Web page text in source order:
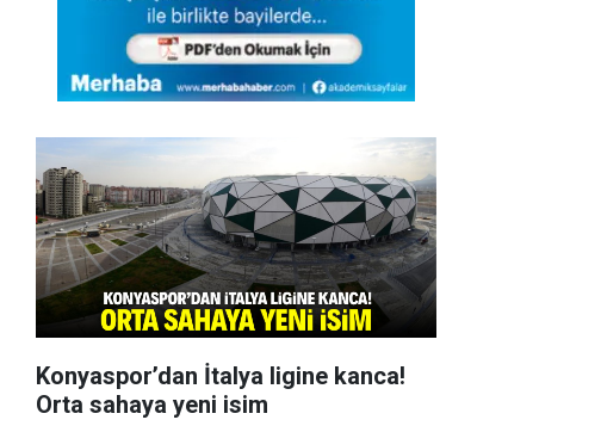
Konyaspor’dan İtalya ligine kanca!
Orta sahaya yeni isim